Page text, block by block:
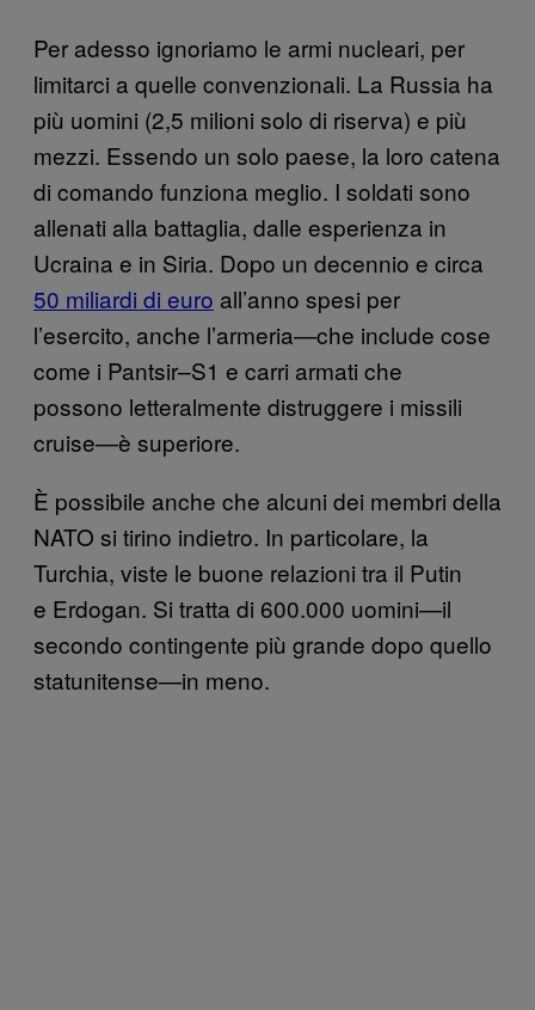
Per adesso ignoriamo le armi nucleari, per
limitarci a quelle convenzionali. La Russia ha
più uomini (2,5 milioni solo di riserva) e più
mezzi. Essendo un solo paese, la loro catena
di comando funziona meglio. I soldati sono
allenati alla battaglia, dalle esperienza in
Ucraina e in Siria. Dopo un decennio e circa
50 miliardi di euro all’anno spesi per
l’esercito, anche l’armeria—che include cose
come i Pantsir–S1 e carri armati che
possono letteralmente distruggere i missili
cruise—è superiore.
È possibile anche che alcuni dei membri della
NATO si tirino indietro. In particolare, la
Turchia, viste le buone relazioni tra il Putin
e Erdogan. Si tratta di 600.000 uomini—il
secondo contingente più grande dopo quello
statunitense—in meno.